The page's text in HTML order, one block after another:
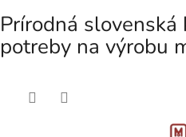
Prírodná slovenská
potreby na výrobu